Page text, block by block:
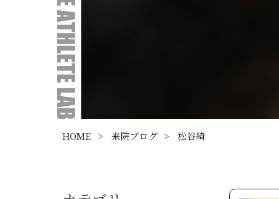
HOME > 来院ブログ > 松谷綺